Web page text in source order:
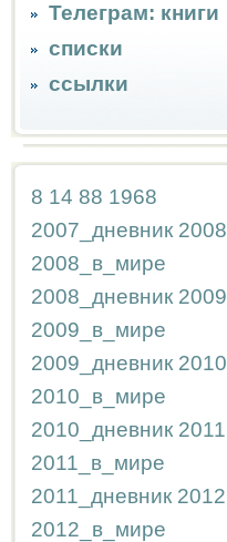
Телеграм: книги
списки
ссылки
8 14 88 1968
2007_дневник 2008
2008_в_мире
2008_дневник 2009
2009_в_мире
2009_дневник 2010
2010_в_мире
2010_дневник 2011
2011_в_мире
2011_дневник 2012
2012_в_мире